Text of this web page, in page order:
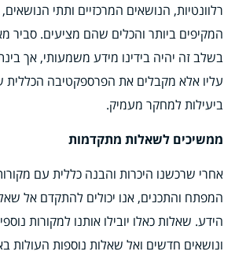
רלוונטיות, הנושאים המרכזיים ותתי
המקיפים ביותר והכלים שהם מציעים. סביר
בשלב זה יהיה בידינו מידע משמעותי, אך
עליו אלא מקבלים את הפרספקטיבה
ביעילות למחקר מעמיק.
ממשיכים לשאלות מתקדמות
אחרי שרכשנו היכרות והבנה כללית עם
המפתח והתכנים, אנו יכולים להתקדם אל
הידע. שאלות כאלו יובילו אותנו למקורות
ונושאים חדשים ואל שאלות נוספות העולות